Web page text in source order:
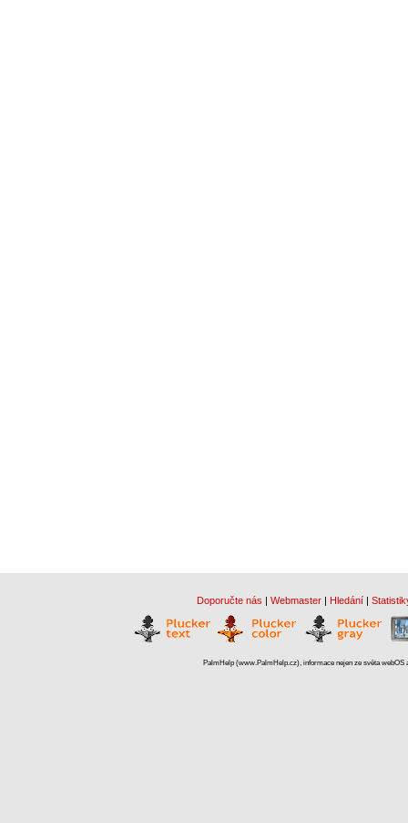
Doporučte nás | Webmaster | Hledání |
PalmHelp (www.PalmHelp.cz), informace nejen ze světa